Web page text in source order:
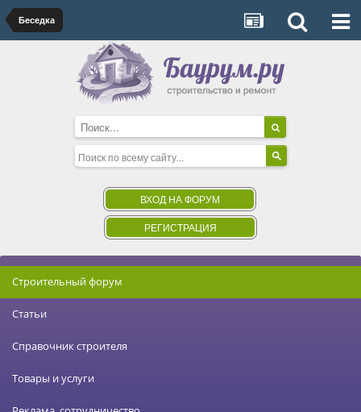
Беседка
ВХОД НА ФОРУМ
РЕГИСТРАЦИЯ
Строительный форум
Статьи
Справочник строителя
Товары и услуги